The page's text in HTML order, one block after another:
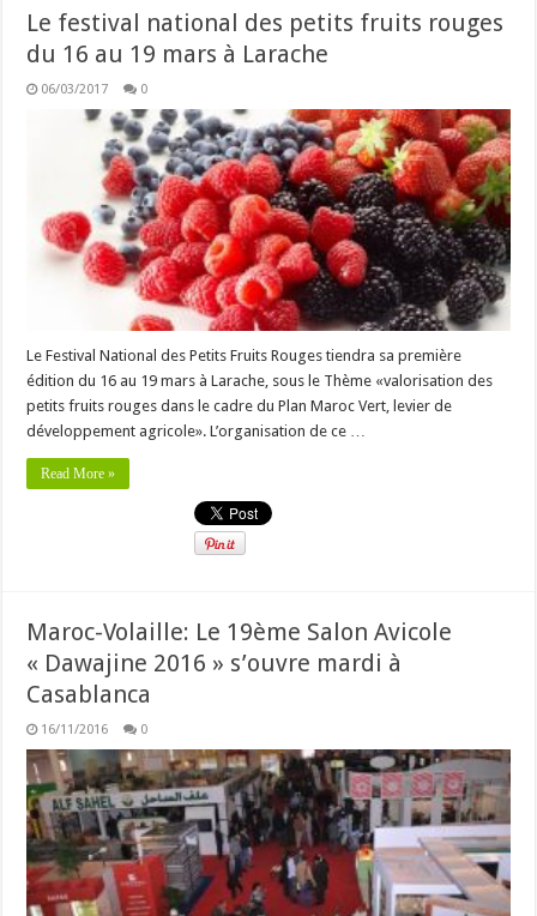
Le festival national des petits fruits rouges
du 16 au 19 mars à Larache
06/03/2017 0
Le Festival National des Petits Fruits Rouges tiendra sa première
édition du 16 au 19 mars à Larache, sous le Thème «valorisation des
petits fruits rouges dans le cadre du Plan Maroc Vert, levier de
développement agricole». L’organisation de ce …
Read More »
Maroc-Volaille: Le 19ème Salon Avicole
« Dawajine 2016 » s’ouvre mardi à
Casablanca
16/11/2016 0